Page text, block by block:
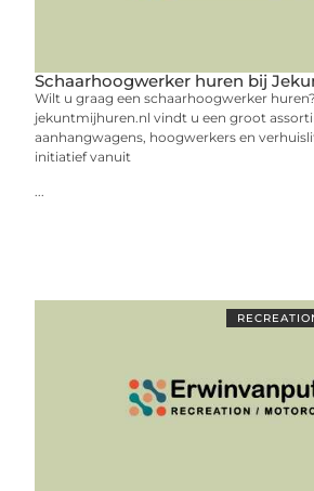
Schaarhoogwerker huren bij
Wilt u graag een schaarhoogwerker
jekuntmijhuren.nl vindt u een groot
aanhangwagens, hoogwerkers en
initiatief vanuit